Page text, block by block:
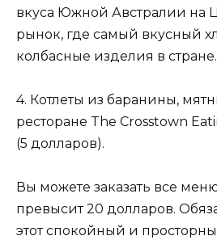
вкуса Южной Австралии на
рынок, где самый вкусный
колбасные изделия в стране.
4. Котлеты из баранины,
ресторане The Crosstown
(5 долларов).
Вы можете заказать все
превысит 20 долларов.
этот спокойный и